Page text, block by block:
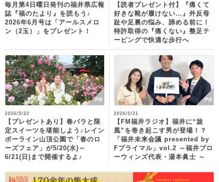
毎月第4日曜日発刊の福井県広報
誌『福のたより』を読もう♪
2026年6月号は「アールスメロ
ン（2玉）」をプレゼント！
【読者プレゼント付】『痛くて
好きな靴が履けない…』外反母
趾や足裏の悩み、諦める前に！
特許取得の『痛くない』整足テ
ーピングで快適な歩行へ
2026/5/22
【プレゼントあり】春バラと限
定スイーツを堪能しよう♪レイン
ボーライン山頂公園で「春のロ
ーズフェア」が5/20(水)～
6/21(日)まで開催するよ♪
2026/5/21
【FM福井ラジオ】福井に“旋
風”を巻き起こす男が登場！？
「福井未来会議 presented by
Fプライマル」vol.2 ～福井ブロ
ーウィンズ代表・湯本眞士 ～